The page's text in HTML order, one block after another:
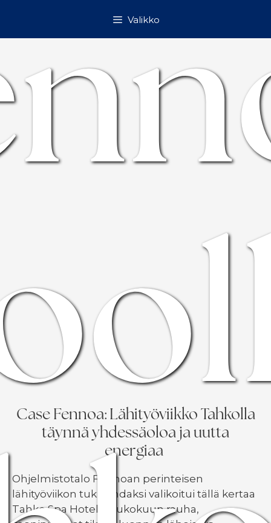
Valikko
Case Fennoa: Lähityöviikko Tahkolla
täynnä yhdessäoloa ja uutta
energiaa
Ohjelmistotalo Fennoan perinteisen
lähityöviikon tukikohdaksi valikoitui tällä kertaa
Tahko Spa Hotel. Toukokuun rauha,